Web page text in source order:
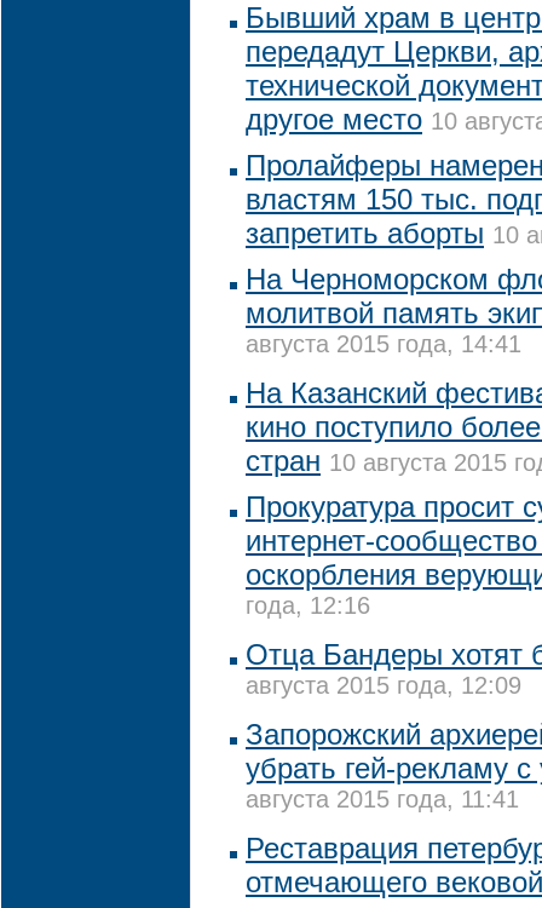
Бывший храм в
передадут Церкви,
технической
другое место 10
Пролайферы
властям 150 тыс.
запретить аборты 10
На Черноморском
молитвой память
августа 2015 года, 14:41
На Казанский
кино поступило
стран 10 августа 2015
Прокуратура просит
интернет-
оскорбления
года, 12:16
Отца Бандеры хотят
августа 2015 года, 12:09
Запорожский
убрать гей-рекламу с
августа 2015 года, 11:41
Реставрация
отмечающего